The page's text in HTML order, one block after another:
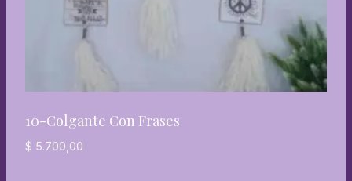
10-Colgante Con Frases
$ 5.700,00